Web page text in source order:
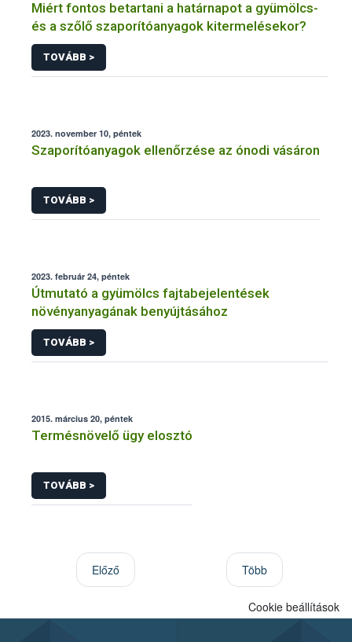
Miért fontos betartani a határnapot a gyümölcs-
és a szőlő szaporítóanyagok kitermelésekor?
TOVÁBB >
2023. november 10, péntek
Szaporítóanyagok ellenőrzése az ónodi vásáron
TOVÁBB >
2023. február 24, péntek
Útmutató a gyümölcs fajtabejelentések
növényanyagának benyújtásához
TOVÁBB >
2015. március 20, péntek
Termésnövelő ügy elosztó
TOVÁBB >
Előző Több
Cookie beállítások